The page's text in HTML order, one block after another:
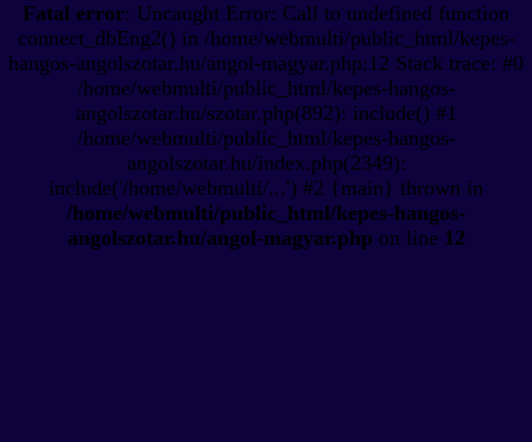
Fatal error: Uncaught Error: Call to undefined function
connect_dbEng2() in /home/webmulti/public_html/kepes-
hangos-angolszotar.hu/angol-magyar.php:12 Stack trace: #0
/home/webmulti/public_html/kepes-hangos-
angolszotar.hu/szotar.php(892): include() #1
/home/webmulti/public_html/kepes-hangos-
angolszotar.hu/index.php(2349):
include('/home/webmulti/...') #2 {main} thrown in
/home/webmulti/public_html/kepes-hangos-
angolszotar.hu/angol-magyar.php on line 12